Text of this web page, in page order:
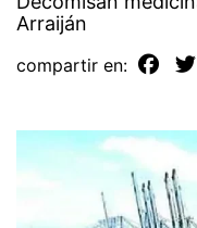
Arraiján
compartir en: